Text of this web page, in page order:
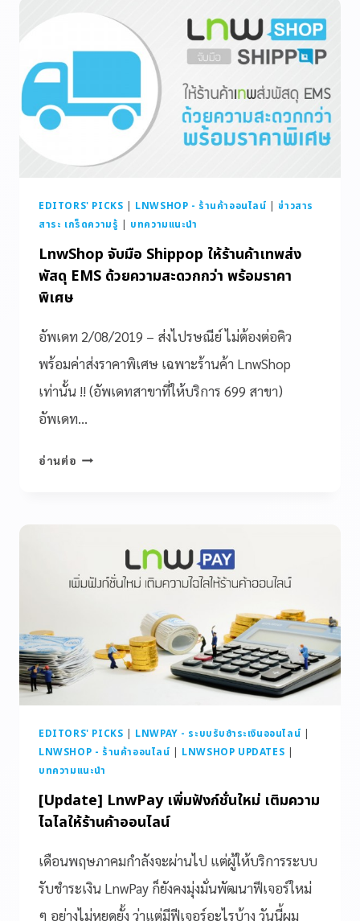
EDITORS' PICKS | LNWSHOP - ร้านค้าออนไลน์ |ข่าวสาร
สาระ เกร็ดความรู้ | บทความแนะนำ
LnwShop จับมือ Shippop ให้ร้านค้าเทพส่ง
พัสดุ EMS ด้วยความสะดวกกว่า พร้อมราคา
พิเศษ
อัพเดท 2/08/2019 – ส่งไปรษณีย์ ไม่ต้องต่อคิว
พร้อมค่าส่งราคาพิเศษ เฉพาะร้านค้า LnwShop
เท่านั้น !! (อัพเดทสาขาที่ให้บริการ 699 สาขา)
อัพเดท…
อ่านต่อ
EDITORS' PICKS | LNWPAY - ระบบรับชำระเงินออนไลน์ |
LNWSHOP - ร้านค้าออนไลน์ | LNWSHOP UPDATES |
บทความแนะนำ
[Update] LnwPay เพิ่มฟังก์ชั่นใหม่ เติมความ
ไฉไลให้ร้านค้าออนไลน์
เดือนพฤษภาคมกำลังจะผ่านไป แต่ผู้ให้บริการระบบ
รับชำระเงิน LnwPay ก็ยังคงมุ่งมั่นพัฒนาฟีเจอร์ใหม่
ๆ อย่างไม่หยุดยั้ง ว่าแต่มีฟีเจอร์อะไรบ้าง วันนี้ผม